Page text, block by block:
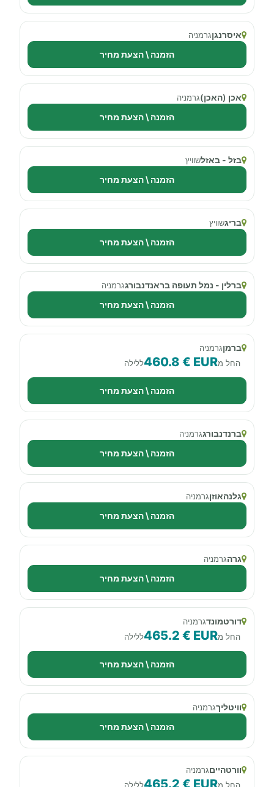
איסרנגןגרמניה
הזמנה \ הצעת מחיר
אכן (האכן)גרמניה
הזמנה \ הצעת מחיר
בזל - באזלשוויץ
הזמנה \ הצעת מחיר
בריגשוויץ
הזמנה \ הצעת מחיר
ברלין - נמל תעופה בראנדנבורגגרמניה
הזמנה \ הצעת מחיר
ברמןגרמניה
החל מ460.8 € EURללילה
הזמנה \ הצעת מחיר
ברנדנבורגגרמניה
הזמנה \ הצעת מחיר
גלנהאוזןגרמניה
הזמנה \ הצעת מחיר
גרהגרמניה
הזמנה \ הצעת מחיר
דורטמונדגרמניה
החל מ465.2 € EURללילה
הזמנה \ הצעת מחיר
וויטליךגרמניה
הזמנה \ הצעת מחיר
וורטהייםגרמניה